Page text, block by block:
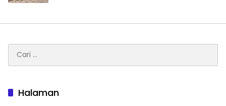
untuk:
Halaman